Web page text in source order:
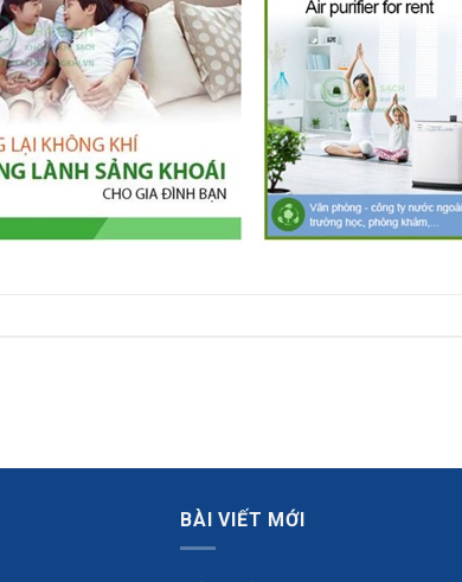
BÀI VIẾT MỚI